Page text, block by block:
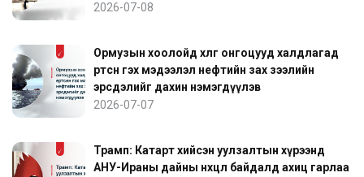
2026-07-08
Ормузын хоолойд хөлөг онгоцууд халдлагад
өртсөн гэх мэдээлэл нефтийн зах зээлийн
эрсдэлийг дахин нэмэгдүүлэв
2026-07-07
Трамп: Катарт хийсэн уулзалтын хүрээнд
АНУ-Ираны дайны нөхцөл байдалд ахиц гарлаа